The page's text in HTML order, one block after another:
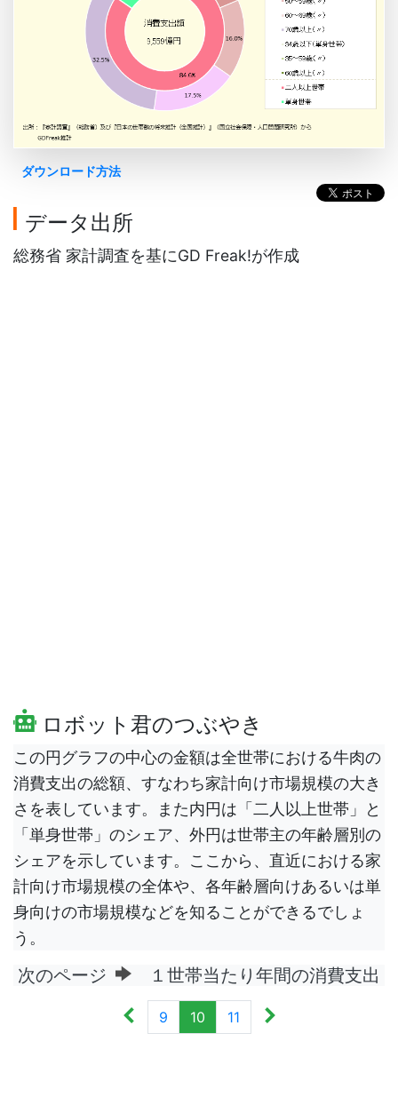
ダウンロード方法
データ出所
総務省 家計調査を基にGD Freak!が作成
ロボット君のつぶやき
この円グラフの中心の金額は全世帯における牛肉の
消費支出の総額、すなわち家計向け市場規模の大き
さを表しています。また内円は「二人以上世帯」と
「単身世帯」のシェア、外円は世帯主の年齢層別の
シェアを示しています。ここから、直近における家
計向け市場規模の全体や、各年齢層向けあるいは単
身向けの市場規模などを知ることができるでしょ
う。
次のページ １世帯当たり年間の消費支出
9 10 11